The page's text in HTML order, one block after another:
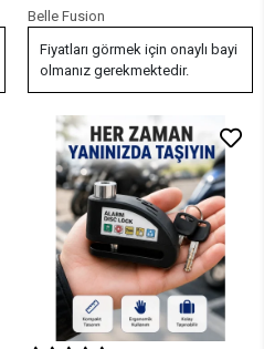
Scooter Bisiklet Yeni Nesil
Belle Fusion
Fiyatları görmek için onaylı bayi
olmanız gerekmektedir.